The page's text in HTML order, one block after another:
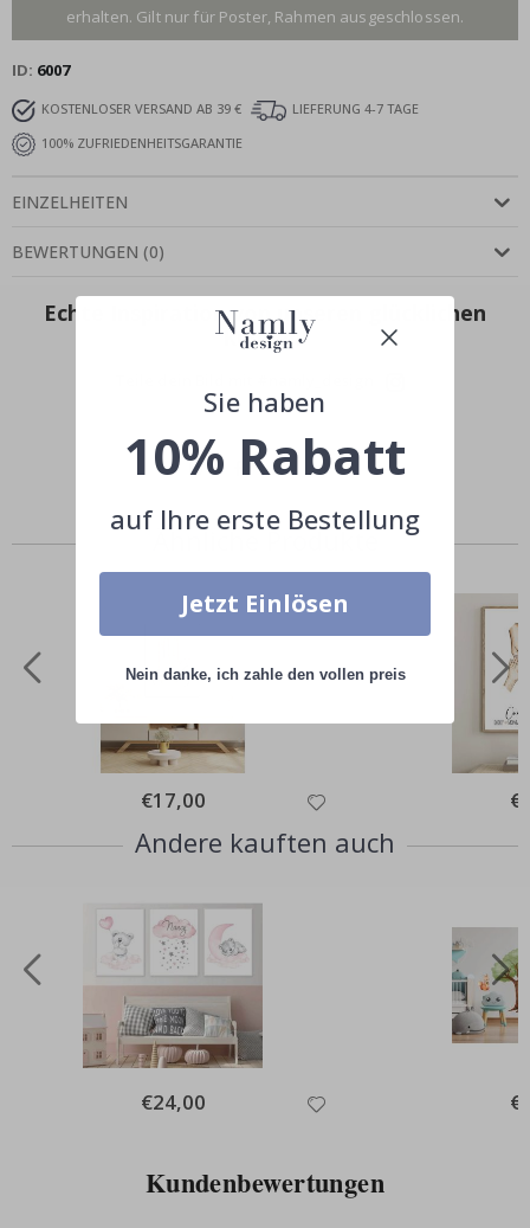
erhalten. Gilt nur für Poster, Rahmen ausgeschlossen.
ID 6007
KOSTENLOSER VERSAND AB 39 €
LIEFERUNG 4-7 TAGE
100% ZUFRIEDENHEITSGARANTIE
EINZELHEITEN
BEWERTUNGEN (0)
Echte Inspiration von unseren glücklichen
Kunden!
Ähnliche Produkte
Special
Price
€17,00
Andere kauften auch
Special
Price
€24,00
Kundenbewertungen
Sie haben
10% Rabatt
auf Ihre erste Bestellung
Jetzt Einlösen
Nein danke, ich zahle den vollen preis